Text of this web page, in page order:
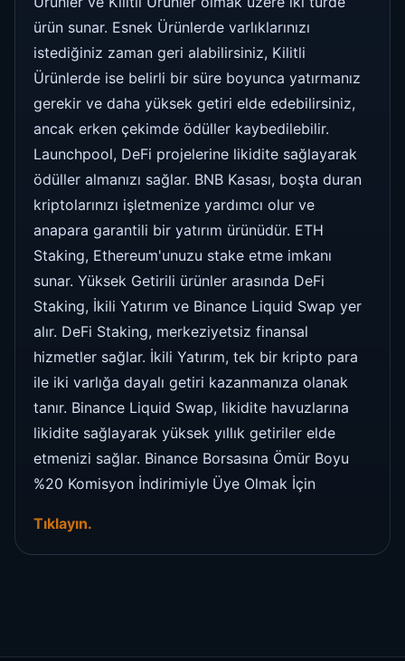
ürün sunar. Esnek Ürünlerde varlıklarınızı
istediğiniz zaman geri alabilirsiniz, Kilitli
Ürünlerde ise belirli bir süre boyunca yatırmanız
gerekir ve daha yüksek getiri elde edebilirsiniz,
ancak erken çekimde ödüller kaybedilebilir.
Launchpool, DeFi projelerine likidite sağlayarak
ödüller almanızı sağlar. BNB Kasası, boşta duran
kriptolarınızı işletmenize yardımcı olur ve
anapara garantili bir yatırım ürünüdür. ETH
Staking, Ethereum'unuzu stake etme imkanı
sunar. Yüksek Getirili ürünler arasında DeFi
Staking, İkili Yatırım ve Binance Liquid Swap yer
alır. DeFi Staking, merkeziyetsiz finansal
hizmetler sağlar. İkili Yatırım, tek bir kripto para
ile iki varlığa dayalı getiri kazanmanıza olanak
tanır. Binance Liquid Swap, likidite havuzlarına
likidite sağlayarak yüksek yıllık getiriler elde
etmenizi sağlar. Binance Borsasına Ömür Boyu
%20 Komisyon İndirimiyle Üye Olmak İçin
Tıklayın.